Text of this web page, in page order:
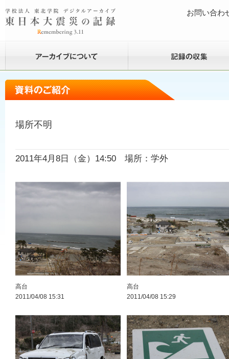
お問い合わ
場所不明
2011年4月8日（金）14:50 場所：学外
高台
2011/04/08 15:31
高台
2011/04/08 15:29